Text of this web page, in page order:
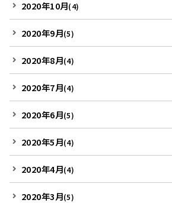
2020年10月(4)
2020年9月(5)
2020年8月(4)
2020年7月(4)
2020年6月(5)
2020年5月(4)
2020年4月(4)
2020年3月(5)